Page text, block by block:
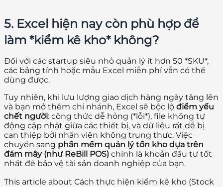
5. Excel hiện nay còn phù hợp để
làm *kiểm kê kho* không?
Đối với các startup siêu nhỏ quản lý ít hơn 50 *SKU*,
các bảng tính hoặc mẫu Excel miễn phí vẫn có thể
dùng được.
Tuy nhiên, khi lưu lượng giao dịch hàng ngày tăng lên
và bạn mở thêm chi nhánh, Excel sẽ bộc lộ điểm yếu
chết người: công thức dễ hỏng (*lỗi*), file không tự
động cập nhật giữa các thiết bị, và dữ liệu rất dễ bị
can thiệp bởi nhân viên không trung thực. Việc
chuyển sang phần mềm quản lý tồn kho dựa trên
đám mây (như ReBill POS) chính là khoản đầu tư tốt
nhất để bảo vệ tài sản doanh nghiệp của bạn.
This article about Cách thực hiện kiểm kê kho (Stock